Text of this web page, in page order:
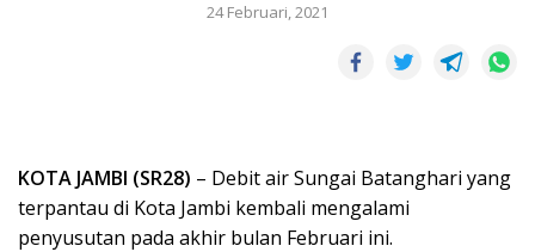
24 Februari, 2021
KOTA JAMBI (SR28) – Debit air Sungai Batanghari yang
terpantau di Kota Jambi kembali mengalami
penyusutan pada akhir bulan Februari ini.